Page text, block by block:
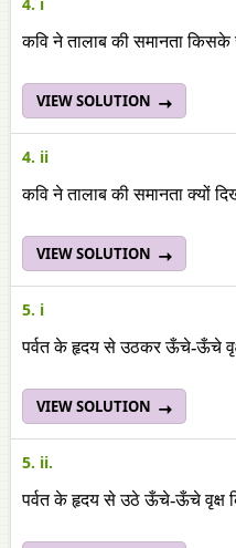
कवि ने तालाब की समानता किसके
VIEW SOLUTION
4. ii
कवि ने तालाब की समानता क्यों
VIEW SOLUTION
5. i
पर्वत के हृदय से उठकर ऊँचे-ऊँचे
VIEW SOLUTION
5. ii.
पर्वत के हृदय से उठे ऊँचे-ऊँचे वृक्ष